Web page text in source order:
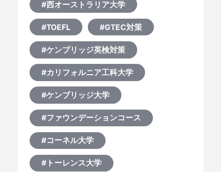
#西オーストラリア大学
#TOEFL #GTEC対策
#ケンブリッジ英検対策
#カリフォルニア工科大学
#ケンブリッジ大学
#ファウンデーションコース
#コーネル大学
#トーレンス大学